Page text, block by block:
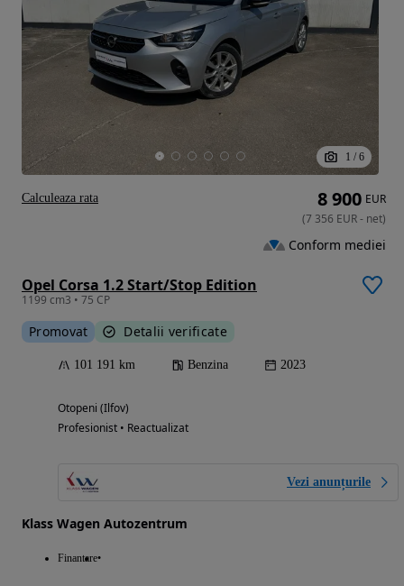
1 / 6
Opel Corsa 1.2 Start/Stop Edition
1199 cm3 • 75 CP
Promovat Detalii verificate
101 191 km Benzina 2023
Otopeni (Ilfov)
Profesionist • Reactualizat
Vezi anunțurile
Klass Wagen Autozentrum
Finantare
8 900 EUR
(7 356 EUR- net)
Conform mediei
Calculeaza rata